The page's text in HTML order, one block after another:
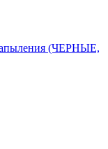
(ЧЕРНЫЕ,